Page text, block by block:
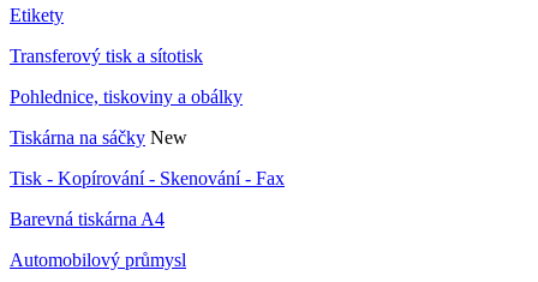
Etikety
Transferový tisk a sítotisk
Pohlednice, tiskoviny a obálky
Tiskárna na sáčky New
Tisk - Kopírování - Skenování - Fax
Barevná tiskárna A4
Automobilový průmysl